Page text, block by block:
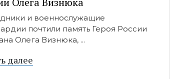
и военнослужащие
почтили память Героя России
Олега Визнюка, ...
далее